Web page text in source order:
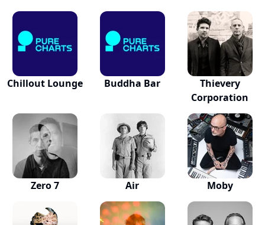
Chillout Lounge Buddha Bar
Thievery
Corporation
Zero 7 Air Moby